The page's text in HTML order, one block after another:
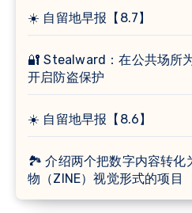
☀️ 自留地早报【8.7】
🔐 Stealward：在公共场所
开启防盗保护
☀️ 自留地早报【8.6】
🏞 介绍两个把数字内容转化
物（ZINE）视觉形式的项目